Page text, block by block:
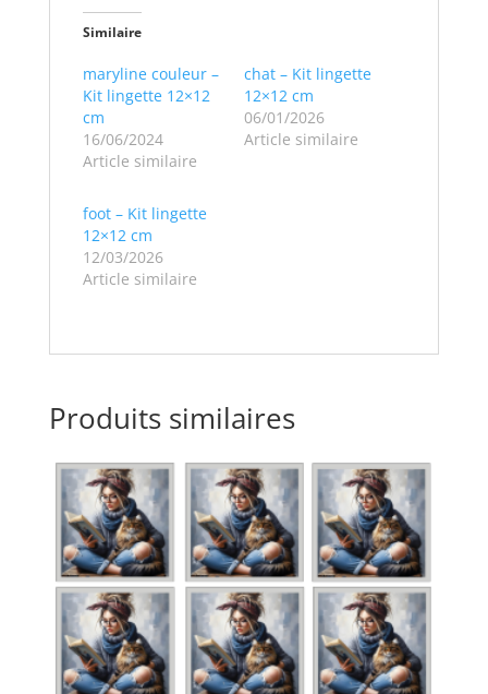
Similaire
maryline couleur –
Kit lingette 12×12
cm
16/06/2024
Article similaire
chat – Kit lingette
12×12 cm
06/01/2026
Article similaire
foot – Kit lingette
12×12 cm
12/03/2026
Article similaire
Produits similaires